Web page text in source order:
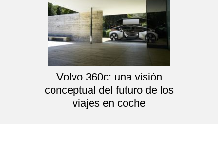
Volvo 360c: una visión
conceptual del futuro de los
viajes en coche